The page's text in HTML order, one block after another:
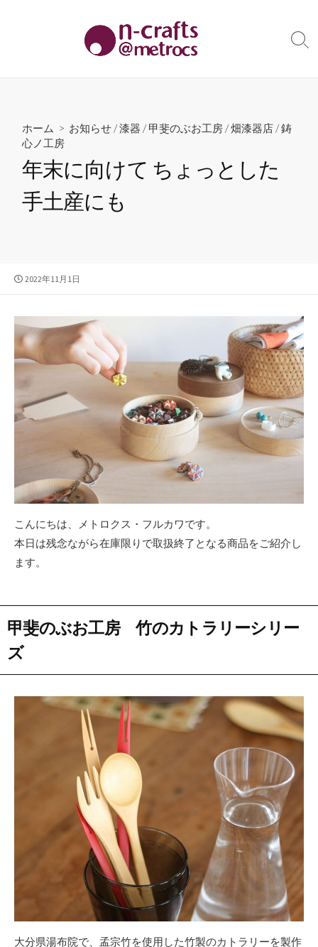
ツ
検
ホーム > お知らせ /漆器 /甲斐のぶお工房 /畑漆器店 /鋳
心ノ工房
年末に向けて ちょっとした
手土産にも
公
2022年11月1日
こんにちは、メトロクス・フルカワです。
本日は残念ながら在庫限りで取扱終了となる商品をご紹介し
ます。
甲斐のぶお工房 竹のカトラリーシリー
ズ
大分県湯布院で、孟宗竹を使用した竹製のカトラリーを製作